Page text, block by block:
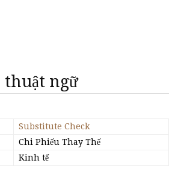
ngữ
Substitute Check
Chi Phiếu Thay Thế
Kinh tế